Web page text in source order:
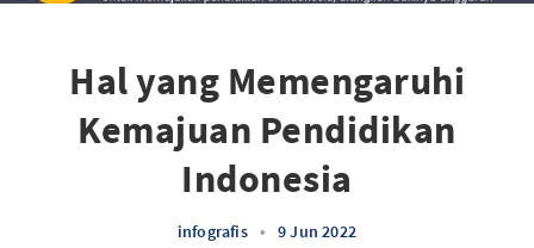
Hal yang Memengaruhi
Kemajuan Pendidikan
Indonesia
infografis • 9 Jun 2022